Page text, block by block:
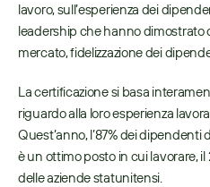
lavoro, sull’esperienza dei
leadership che hanno dimostrato
mercato, fidelizzazione dei
La certificazione si basa
riguardo alla loro esperienza
Quest’anno, l’87% dei
è un ottimo posto in cui lavorare,
delle aziende statunitensi.